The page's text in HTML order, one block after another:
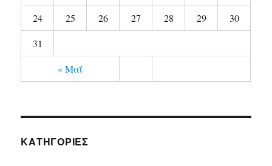
« Μαΐ
24
25 26 27 28 29
30
31
KΑΤΗΓΟΡΊΕΣ